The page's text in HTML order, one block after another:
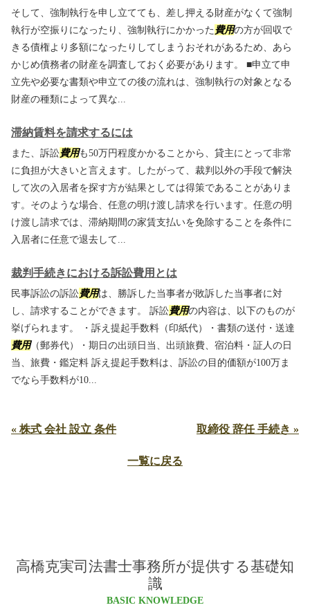
そして、強制執行を申し立てても、差し押える財産がなくて強制
執行が空振りになったり、強制執行にかかった費用の方が回収で
きる債権より多額になったりしてしまうおそれがあるため、あら
かじめ債務者の財産を調査しておく必要があります。 ■申立て申
立先や必要な書類や申立ての後の流れは、強制執行の対象となる
財産の種類によって異な...
滞納賃料を請求するには
また、訴訟費用も50万円程度かかることから、貸主にとって非常
に負担が大きいと言えます。したがって、裁判以外の手段で解決
して次の入居者を探す方が結果としては得策であることがありま
す。そのような場合、任意の明け渡し請求を行います。任意の明
け渡し請求では、滞納期間の家賃支払いを免除することを条件に
入居者に任意で退去して...
裁判手続きにおける訴訟費用とは
民事訴訟の訴訟費用は、勝訴した当事者が敗訴した当事者に対
し、請求することができます。 訴訟費用の内容は、以下のものが
挙げられます。 ・訴え提起手数料（印紙代）・書類の送付・送達
費用（郵券代）・期日の出頭日当、出頭旅費、宿泊料・証人の日
当、旅費・鑑定料 訴え提起手数料は、訴訟の目的価額が100万ま
でなら手数料が10...
« 株式 会社 設立 条件 取締役 辞任 手続き »
一覧に戻る
高橋克実司法書士事務所が提供する基礎知
識
BASIC KNOWLEDGE